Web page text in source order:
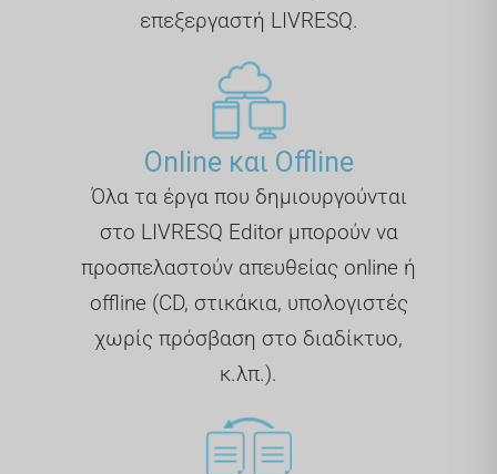
επεξεργαστή LIVRESQ.
Online και Offline
Όλα τα έργα που δημιουργούνται
στο LIVRESQ Editor μπορούν να
προσπελαστούν απευθείας online ή
offline (CD, στικάκια, υπολογιστές
χωρίς πρόσβαση στο διαδίκτυο,
κ.λπ.).